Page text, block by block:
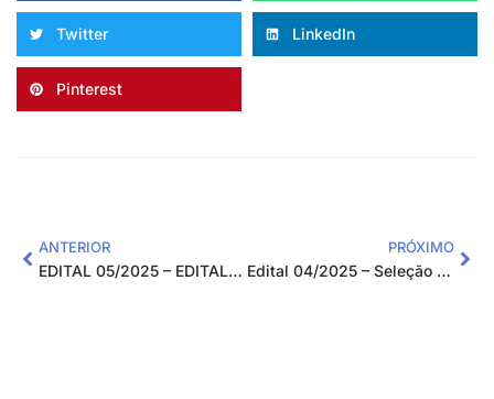
Twitter LinkedIn
Pinterest
ANTERIOR
EDITAL 05/2025 – EDITAL DE PROCESSO SELETIVO PARA RECURSOS HUMANOS PARA: “PROJETO JOVEM APRENDIZ PARAGUAÇU – CICLO 2024/2025”
PRÓXIMO
Edital 04/2025 – Seleção Pública de Fornecedores